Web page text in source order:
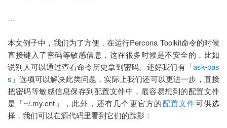
…
本文例子中，我们为了方便，在运行Percona Toolkit命令的时候
直接键入了密码等敏感信息，这在很多时候是不安全的，比如
说别人可以通过查看命令历史拿到密码。还好我们有「ask-pas
s 」选项可以解决此类问题，实际上我们还可以更进一步，直接
把密码等敏感信息保存到配置文件中，最容易想到的配置文件
是「~/.my.cnf」，此外，还有几个更官方的配置文件可供选
择，我们可以在源代码里看到它们的踪影：